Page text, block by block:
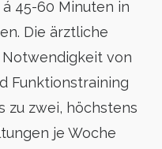
45-60 Minuten in
Die ärztliche
von
Funktionstraining
zu zwei, höchstens
je Woche